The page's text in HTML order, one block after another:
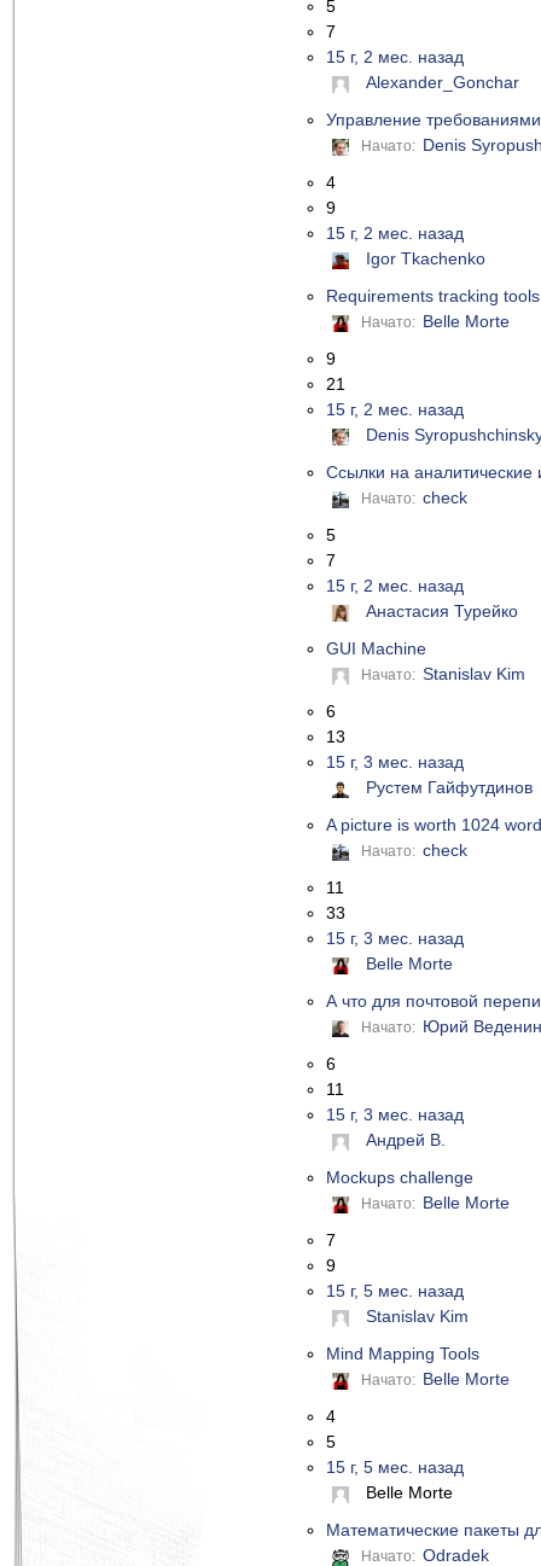
5
7
15 г, 2 мес. назад
Alexander_Gonchar
Управление
Начато: Denis
4
9
15 г, 2 мес. назад
Igor Tkachenko
Requirements tracking
Начато: Belle Morte
9
21
15 г, 2 мес. назад
Denis
Ссылки на аналитические
Начато: check
5
7
15 г, 2 мес. назад
Анастасия Турейко
GUI Machine
Начато: Stanislav Kim
6
13
15 г, 3 мес. назад
Рустем Гайфутдинов
A picture is worth 1024
Начато: check
11
33
15 г, 3 мес. назад
Belle Morte
А что для почтовой
Начато: Юрий Веденин
6
11
15 г, 3 мес. назад
Андрей В.
Mockups challenge
Начато: Belle Morte
7
9
15 г, 5 мес. назад
Stanislav Kim
Mind Mapping Tools
Начато: Belle Morte
4
5
15 г, 5 мес. назад
Belle Morte
Математические пакеты
Начато: Odradek